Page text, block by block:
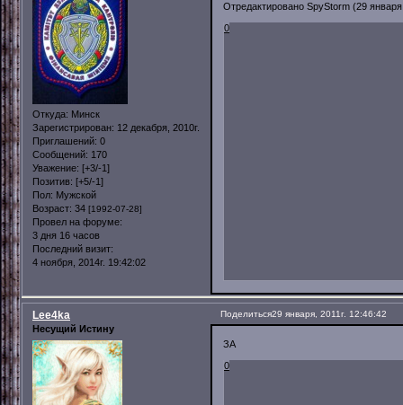
Откуда: Минск
Зарегистрирован: 12 декабря, 2010г.
Приглашений: 0
Сообщений: 170
Уважение: [+3/-1]
Позитив: [+5/-1]
Пол: Мужской
Возраст: 34 [1992-07-28]
Провел на форуме:
3 дня 16 часов
Последний визит:
4 ноября, 2014г. 19:42:02
Отредактировано SpyStorm (29
0
Поделиться29 января, 2011г. 12:46:42
Lee4ka
Несущий Истину
ЗА
0